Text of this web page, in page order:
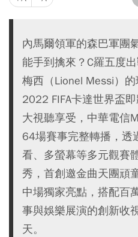
內馬爾領軍的森巴軍團
能手到擒來？C羅五度
梅西（Lionel Messi）
2022 FIFA卡達世界盃
大視聽享受，中華電信
64場賽事完整轉播，透
看、多螢幕等多元觀賽
秀，首創邀金曲天團頑
中場獨家亮點，搭配百
事與娛樂展演的創新收
天。